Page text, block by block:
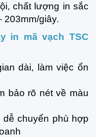
chất lượng in sắc
203mm/giây.
in mã vạch TSC
dài, làm việc ổn
bảo rõ nét về màu
chuyển phù hợp